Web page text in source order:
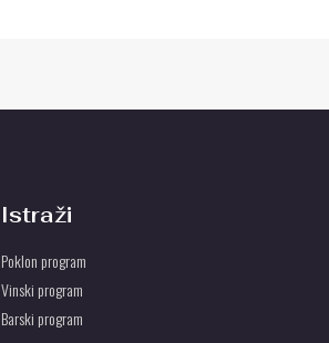
Istraži
Poklon program
Vinski program
Barski program